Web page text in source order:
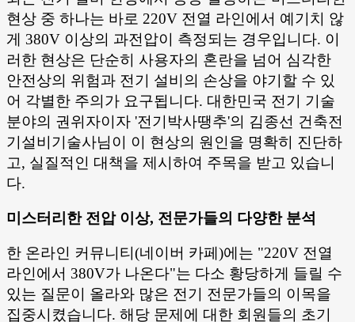
현상 중 하나는 바로 220V 전열 라인에서 예기치 않
게 380V 이상의 과전압이 측정되는 경우입니다. 이
러한 현상은 단순히 사용자의 혼란을 넘어 심각한
안전상의 위험과 전기 설비의 손상을 야기할 수 있
어 각별한 주의가 요구됩니다. 대한민국 전기 기술
분야의 권위자이자 '전기박사땡추'의 김종선 건축전
기설비기술사님이 이 현상의 원인을 명확히 진단하
고, 실질적인 대책을 제시하여 주목을 받고 있습니
다.
미스터리한 전압 이상, 전문가들의 다양한 분석
한 온라인 커뮤니티(네이버 카페)에는 "220V 전열
라인에서 380V가 나온다"는 다소 황당하게 들릴 수
있는 질문이 올라와 많은 전기 전문가들의 이목을
집중시켰습니다. 해당 문제에 대한 회원들의 초기